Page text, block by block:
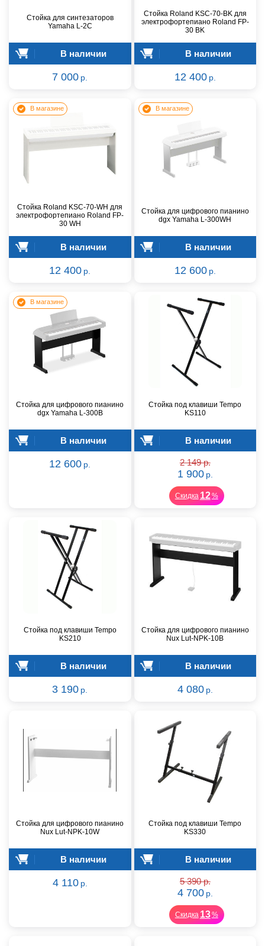
Стойка для синтезаторов
Yamaha L-2C
В наличии
7 000 р.
Стойка Roland KSC-70-BK для
электрофортепиано Roland FP-
30 BK
В наличии
12 400 р.
В магазине
Стойка Roland KSC-70-WH для
электрофортепиано Roland FP-
30 WH
В наличии
12 400 р.
В магазине
Стойка для цифрового пианино
dgx Yamaha L-300WH
В наличии
12 600 р.
В магазине
Стойка для цифрового пианино
dgx Yamaha L-300B
В наличии
12 600 р.
Стойка под клавиши Tempo
KS110
В наличии
2 149 р.
1 900 р.
Скидка 12%
Стойка под клавиши Tempo
KS210
В наличии
3 190 р.
Стойка для цифрового пианино
Nux Lut-NPK-10B
В наличии
4 080 р.
Стойка для цифрового пианино
Nux Lut-NPK-10W
В наличии
4 110 р.
Стойка под клавиши Tempo
KS330
В наличии
5 390 р.
4 700 р.
Скидка 13%